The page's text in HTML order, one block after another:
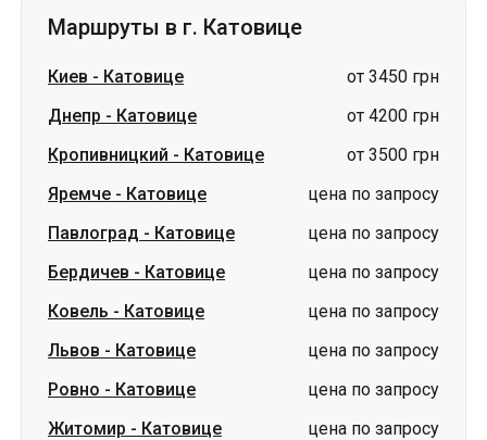
Маршруты в г. Катовице
Киев - Катовице
от 3450 грн
Днепр - Катовице
от 4200 грн
Кропивницкий - Катовице
от 3500 грн
Яремче - Катовице
цена по запросу
Павлоград - Катовице
цена по запросу
Бердичев - Катовице
цена по запросу
Ковель - Катовице
цена по запросу
Львов - Катовице
цена по запросу
Ровно - Катовице
цена по запросу
Житомир - Катовице цена по запросу